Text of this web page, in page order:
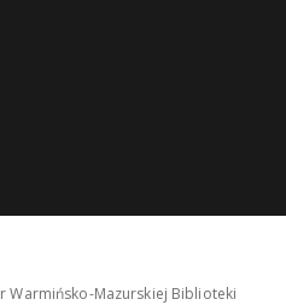
Warmińsko-Mazurskiej Biblioteki